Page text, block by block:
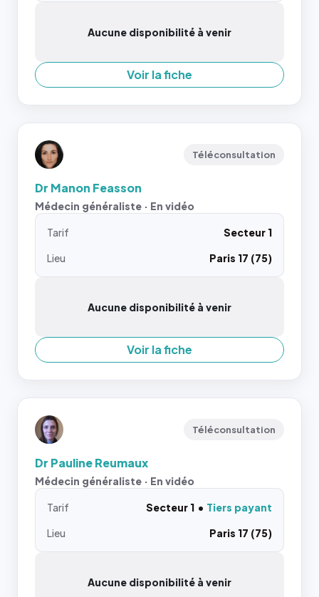
Aucune disponibilité à venir
Voir la fiche
Téléconsultation
Dr Manon Feasson
Médecin généraliste · En vidéo
Tarif
Secteur 1
Lieu
Paris 17 (75)
Aucune disponibilité à venir
Voir la fiche
Téléconsultation
Dr Pauline Reumaux
Médecin généraliste · En vidéo
Tarif Secteur 1
Tiers payant
Lieu
Paris 17 (75)
Aucune disponibilité à venir